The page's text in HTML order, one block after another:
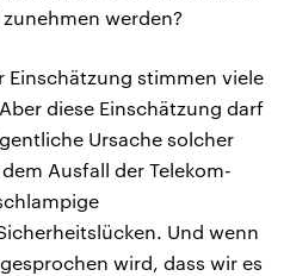
werden?
Einschätzung stimmen viele
diese Einschätzung darf
Ursache solcher
Ausfall der Telekom-
Und wenn
wird, dass wir es